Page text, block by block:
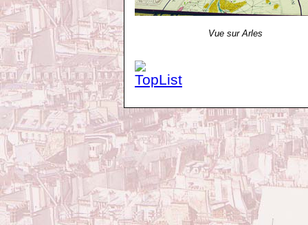
Vue sur Arles